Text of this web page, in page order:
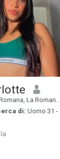
La Romana, Rep. Dominicana
di: Uomo 31 -